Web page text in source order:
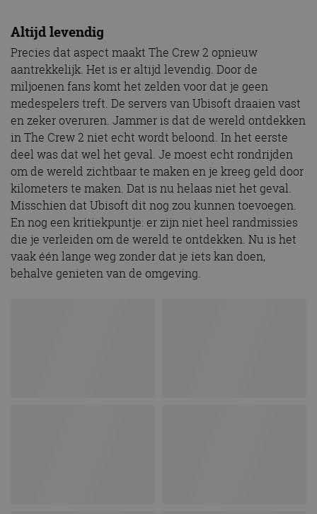
Altijd levendig
Precies dat aspect maakt The Crew 2 opnieuw
aantrekkelijk. Het is er altijd levendig. Door de
miljoenen fans komt het zelden voor dat je geen
medespelers treft. De servers van Ubisoft draaien vast
en zeker overuren. Jammer is dat de wereld ontdekken
in The Crew 2 niet echt wordt beloond. In het eerste
deel was dat wel het geval. Je moest echt rondrijden
om de wereld zichtbaar te maken en je kreeg geld door
kilometers te maken. Dat is nu helaas niet het geval.
Misschien dat Ubisoft dit nog zou kunnen toevoegen.
En nog een kritiekpuntje: er zijn niet heel randmissies
die je verleiden om de wereld te ontdekken. Nu is het
vaak één lange weg zonder dat je iets kan doen,
behalve genieten van de omgeving.